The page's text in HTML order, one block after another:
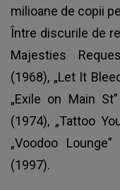
milioane de copii
Între discurile de
Majesties
(1968), „Let It
„Exile on Main
(1974), „Tattoo
„Voodoo
(1997).